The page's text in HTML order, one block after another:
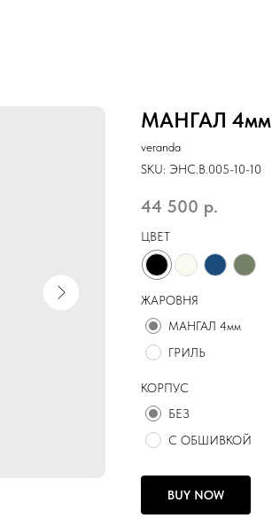
МАНГАЛ 4мм
veranda
SKU: ЭНС.B.005-10-10
44 500 р.
ЦВЕТ
ЖАРОВНЯ
МАНГАЛ 4мм
ГРИЛЬ
КОРПУС
БЕЗ
С ОБШИВКОЙ
BUY NOW